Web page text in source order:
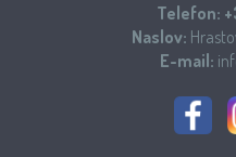
Telefon:
Naslov:
E-mail: